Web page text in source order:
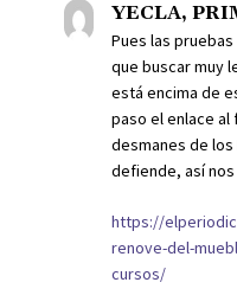
YECLA,
Pues las
que buscar muy
está encima de
paso el enlace al
desmanes de los
defiende, así nos
https://
renove-del-
cursos/